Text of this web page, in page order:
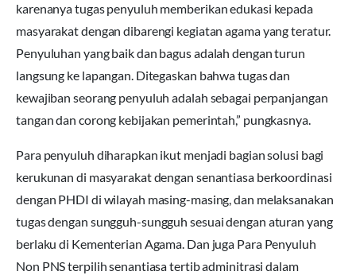
karenanya tugas penyuluh memberikan edukasi kepada
masyarakat dengan dibarengi kegiatan agama yang teratur.
Penyuluhan yang baik dan bagus adalah dengan turun
langsung ke lapangan. Ditegaskan bahwa tugas dan
kewajiban seorang penyuluh adalah sebagai perpanjangan
tangan dan corong kebijakan pemerintah,” pungkasnya.
Para penyuluh diharapkan ikut menjadi bagian solusi bagi
kerukunan di masyarakat dengan senantiasa berkoordinasi
dengan PHDI di wilayah masing-masing, dan melaksanakan
tugas dengan sungguh-sungguh sesuai dengan aturan yang
berlaku di Kementerian Agama. Dan juga Para Penyuluh
Non PNS terpilih senantiasa tertib adminitrasi dalam